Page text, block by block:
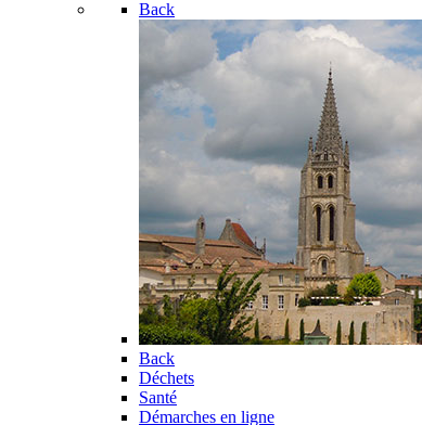
Back
Back
Déchets
Santé
Démarches en ligne